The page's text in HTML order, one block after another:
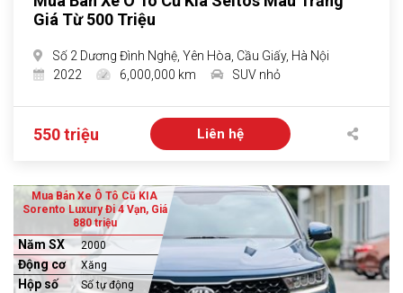
Giá Từ 500 Triệu
Số 2 Dương Đình Nghệ, Yên Hòa, Cầu Giấy, Hà Nội
2022
6,000,000 km SUV nhỏ
550 triệu Liên hệ
Mua Bán Xe Ô Tô Cũ KIA
Sorento Luxury Đi 4 Vạn, Giá
880 triệu
Năm SX 2000
Động cơ Xăng
Hộp số Số tự động